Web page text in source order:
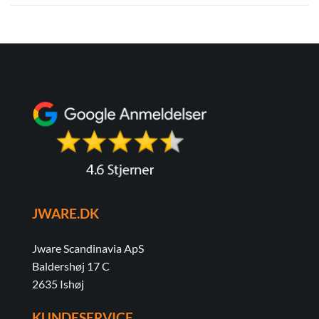
JWARE.DK
Jware Scandinavia ApS
Baldershøj 17 C
2635 Ishøj